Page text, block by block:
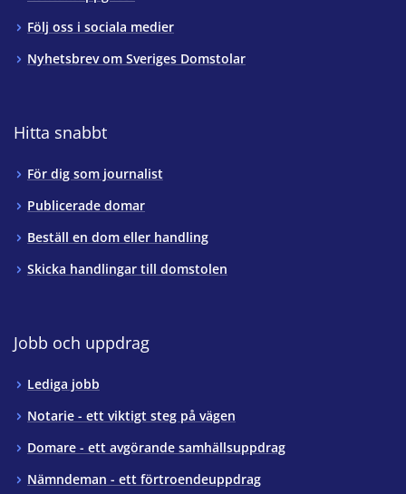
Följ oss i sociala medier
Nyhetsbrev om Sveriges Domstolar
Hitta snabbt
För dig som journalist
Publicerade domar
Beställ en dom eller handling
Skicka handlingar till domstolen
Jobb och uppdrag
Lediga jobb
Notarie - ett viktigt steg på vägen
Domare - ett avgörande samhällsuppdrag
Nämndeman - ett förtroendeuppdrag